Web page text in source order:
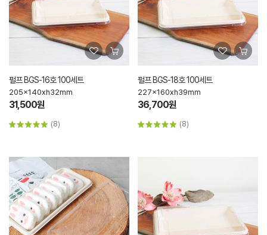
펄프 BGS-16호 100세트
205x140xh32mm
31,500원
(8)
펄프 BGS-18호 100세트
227x160xh39mm
36,700원
(8)